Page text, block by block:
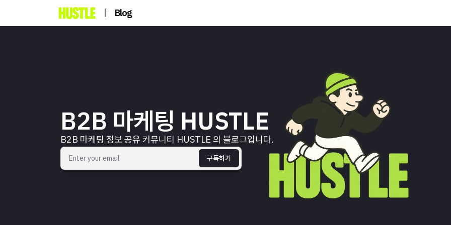
| Blog
B2B 마케팅 HUSTLE
B2B 마케팅 정보 공유 커뮤니티 HUSTLE 의 블로그입니다.
구독하기